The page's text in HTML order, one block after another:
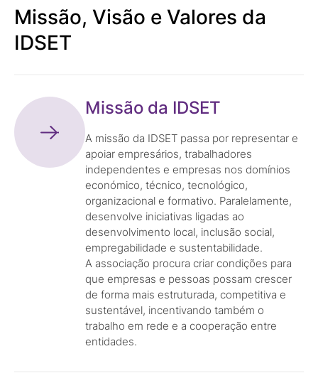
Missão, Visão e Valores da
IDSET
Missão da IDSET
A missão da IDSET passa por representar e
apoiar empresários, trabalhadores
independentes e empresas nos domínios
económico, técnico, tecnológico,
organizacional e formativo. Paralelamente,
desenvolve iniciativas ligadas ao
desenvolvimento local, inclusão social,
empregabilidade e sustentabilidade.
A associação procura criar condições para
que empresas e pessoas possam crescer
de forma mais estruturada, competitiva e
sustentável, incentivando também o
trabalho em rede e a cooperação entre
entidades.